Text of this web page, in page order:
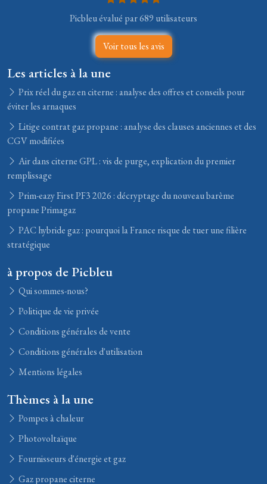
Picbleu évalué par 689 utilisateurs
Voir tous les avis
Les articles à la une
Prix réel du gaz en citerne : analyse des offres et conseils pour
éviter les arnaques
Litige contrat gaz propane : analyse des clauses anciennes et des
CGV modifiées
Air dans citerne GPL : vis de purge, explication du premier
remplissage
Prim-eazy First PF3 2026 : décryptage du nouveau barème
propane Primagaz
PAC hybride gaz : pourquoi la France risque de tuer une filière
stratégique
à propos de Picbleu
Qui sommes-nous?
Politique de vie privée
Conditions générales de vente
Conditions générales d'utilisation
Mentions légales
Thèmes à la une
Pompes à chaleur
Photovoltaïque
Fournisseurs d'énergie et gaz
Gaz propane citerne